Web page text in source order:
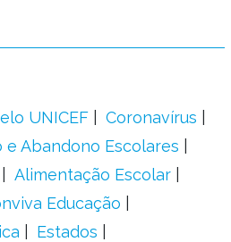
UNICEF
Coronavírus
e Abandono Escolares
Alimentação Escolar
Educação
Estados